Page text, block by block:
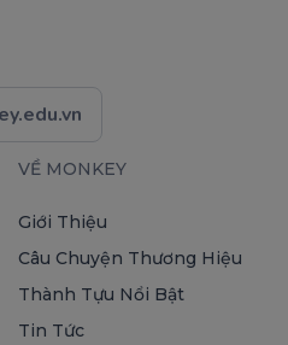
VỀ MONKEY
Giới Thiệu
Câu Chuyện Thương Hiệu
Thành Tựu Nổi Bật
Tin Tức